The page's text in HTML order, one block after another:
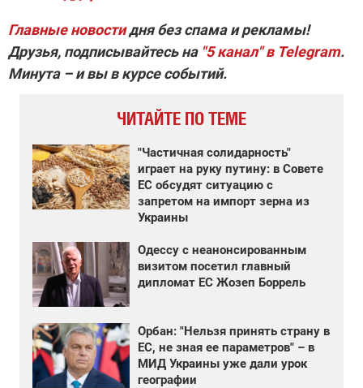
Главные новостидня без спама и рекламы!
Друзья, подписывайтесь на "5 канал" в Telegram.
Минута – и вы в курсе событий.
ЧИТАЙТЕ ПО ТЕМЕ
"Частичная солидарность"
играет на руку путину: в Совете
ЕС обсудят ситуацию с
запретом на импорт зерна из
Украины
Одессу с неанонсированным
визитом посетил главный
дипломат ЕС Жозеп Боррель
Орбан: "Нельзя принять страну в
ЕС, не зная ее параметров" – в
МИД Украины уже дали урок
географии